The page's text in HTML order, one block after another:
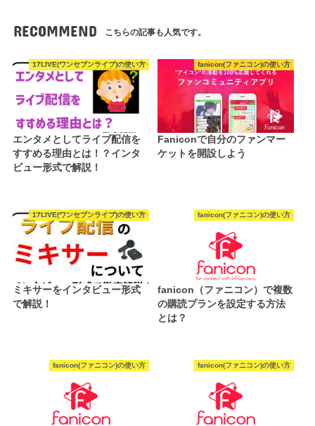
RECOMMEND こちらの記事も人気です。
17LIVE(ワンセブンライブ)の使い方
エンタメとしてライブ配信を
すすめる理由とは！？インタ
ビュー形式で解説！
fanicon(ファニコン)の使い方
Faniconで自分のファンマー
ケットを開設しよう
17LIVE(ワンセブンライブ)の使い方
ミキサーをインタビュー形式
で解説！
fanicon(ファニコン)の使い方
fanicon（ファニコン）で複数
の購読プランを設定する方法
とは？
fanicon(ファニコン)の使い方 fanicon(ファニコン)の使い方